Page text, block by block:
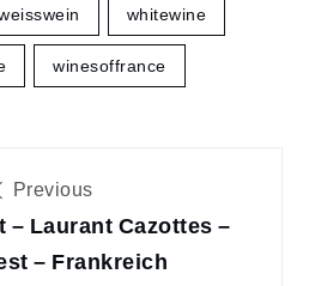
whitewine
winesoffrance
Previous
– Laurant Cazottes –
– Frankreich